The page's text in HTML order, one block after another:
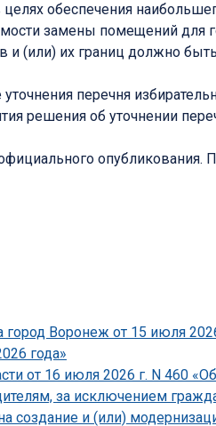
целях обеспечения
замены помещений для
и (или) их границ должно
перечня
решения об уточнении
опубликования.
город Воронеж от 15 июля
года»
от 16 июля 2026 г. N 460
за исключением
создание и (или)